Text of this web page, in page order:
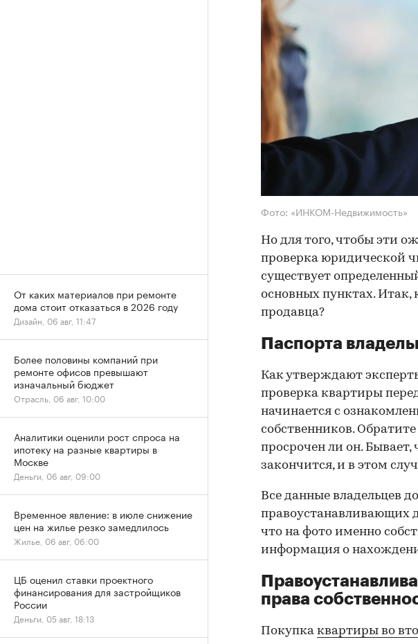
Фото: «ИНКОМ-Недвижимость»
Но для того, чтобы эти
проверка юридической
существует
основных пунктах. Итак,
продавца?
Паспорта
Как утверждают
проверка квартиры
начинается с
собственников.
просрочен ли он. Бывает,
закончится, и в этом
Все данные владельцев
правоустанавливающих
что на фото именно
информация о
права
Покупка квартиры во
От каких материалов при ремонте
дома стоит отказаться в 2026 году
Дизайн, 06 авг, 11:47
Более половины компаний при
ремонте офисов превышают
изначальный бюджет
Отрасль, 06 авг, 10:00
Аналитики оценили рост спроса на
ипотеку на разные квартиры в
Москве
Деньги, 06 авг, 09:00
Временное явление: в июле снижение
цен на жилье резко замедлилось
Жилье, 06 авг, 06:00
ЦБ оценил ставки проектного
финансирования для застройщиков
России
Деньги, 05 авг, 18:13